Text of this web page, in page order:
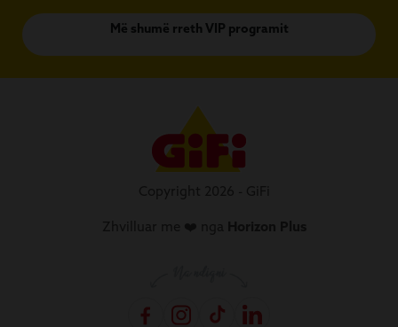
Më shumë rreth VIP programit